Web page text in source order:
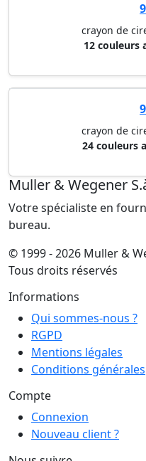
crayon de
12 couleurs
crayon de
24 couleurs
Muller & Wegener
Votre spécialiste en
bureau.
© 1999 - 2026 Muller &
Tous droits réservés
Informations
Qui sommes-nous ?
RGPD
Mentions légales
Conditions générales
Compte
Connexion
Nouveau client ?